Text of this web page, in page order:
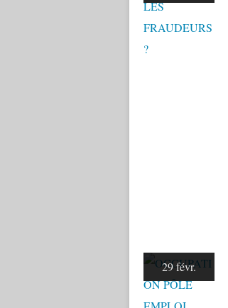
29 févr.